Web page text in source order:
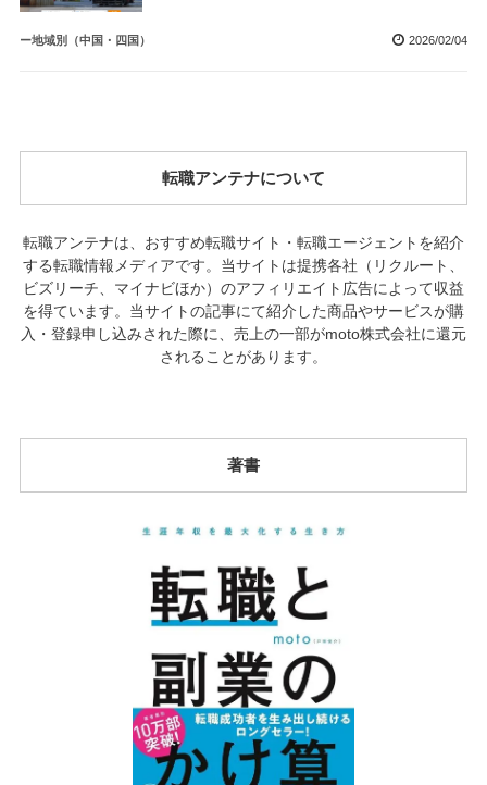
ー地域別（中国・四国） 2026/02/04
転職アンテナについて
転職アンテナは、おすすめ転職サイト・転職エージェントを紹介
する転職情報メディアです。当サイトは提携各社（リクルート、
ビズリーチ、マイナビほか）のアフィリエイト広告によって収益
を得ています。当サイトの記事にて紹介した商品やサービスが購
入・登録申し込みされた際に、売上の一部がmoto株式会社に還元
されることがあります。
著書